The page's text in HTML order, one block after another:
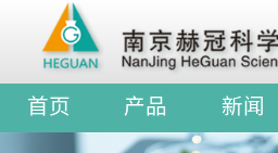
首页 产品 新闻